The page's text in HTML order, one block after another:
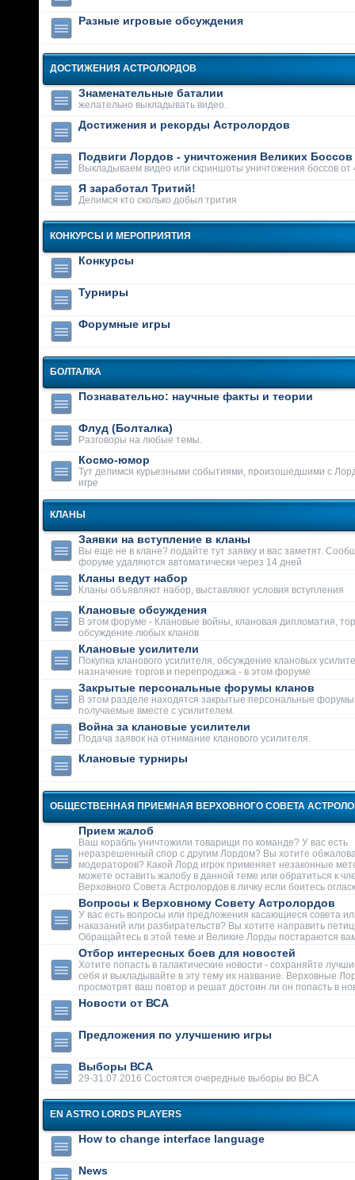
Разные игровые обсуждения
ДОСТИЖЕНИЯ АСТРОЛОРДОВ
Знаменательные баталии
желательно выкладывать видео.
Достижения и рекорды Астролордов
Подвиги Лордов - уничтожения Великих Боссов
Выкладываем видео или скриншоты уничтожения боссов от
Я заработал Тритий!
Делимся кто сколько добыл трития
КОНКУРСЫ И МЕРОПРИЯТИЯ
Конкурсы
Турниры
Форумные игры
БОЛТАЛКА
Познавательно: научные факты и теории
Флуд (Болталка)
Разговоры на любые темы.
Космо-юмор
Тут делимся курьезными событиями, произошедшими с
игре
КЛАНЫ
Заявки на вступление в кланы
Вы еще не в клане? подайте тут заявку и вас заметят.
форуме удаляются автоматически через 14 дней
Кланы ведут набор
Кланы объявляют набор, выставляют условия вступления
Клановые обсуждения
В этом форуме - Клановые войны, клановая дипломатия,
обсуждение любых кланов
Клановые усилители
Покупка кланового усилителя, обсуждение клановых
назначение торгов и перепродажа - в этом форуме
Закрытые персональные форумы кланов
В этом разделе находятся закрытые персональные форумы
получаемые вместе с усилителем.
Война за клановые усилители
Подача заявок на отнимание кланового усилителя.
Клановые турниры
ОБЩЕСТВЕННАЯ ПРИЕМНАЯ ВЕРХОВНОГО СОВЕТА
Прием жалоб
Ваш корабль уничтожили товарищи по команде? У вас есть
неразрешенный спор с другим Лордом? Вы хотите
модераторов? Какой Лорд игрок применяет незаконные
можете оставить жалобу в данной теме или обратиться к
Верховного Совета Астролордов в личку если боитесь
Вопросы к Верховному Совету Астролордов
У вас есть вопросы или предложения касающиеся совета
наказаний или разбирательств? Вы хотите направить
Обращайтесь в этой теме и Великие Лорды постараются
Отбор интересных боев для новостей
Хотите попасть в галактические новости - сохраняйте
себя и выкладывайте в эту тему их название. Верховные
просмотрят ваш повтор и решат достоин ли он попасть в
Новости от ВСА
Предложения по улучшению игры
Выборы ВСА
29-31.07.2016 Состоятся очередные выборы во ВСА
EN ASTRO LORDS PLAYERS
How to change interface language
News